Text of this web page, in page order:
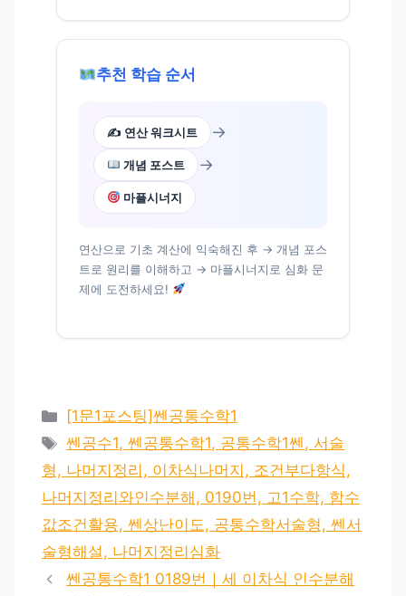
추천 학습 순서
✍️ 연산 워크시트 →
개념 포스트 →
마플시너지
연산으로 기초 계산에 익숙해진 후 → 개념 포스
트로 원리를 이해하고 → 마플시너지로 심화 문
제에 도전하세요!
카
테
리
[1문1포스팅]쎈공통수학1
태
그
쎈공수1, 쎈공통수학1, 공통수학1쎈, 서술
형, 나머지정리, 이차식나머지, 조건부다항식,
나머지정리와인수분해, 0190번, 고1수학, 함수
값조건활용, 쎈상난이도, 공통수학서술형, 쎈서
술형해설, 나머지정리심화
쎈공통수학1 0189번｜세 이차식 인수분해